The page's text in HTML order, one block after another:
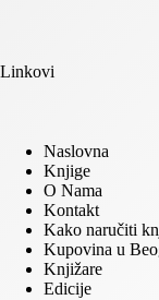
Linkovi
Naslovna
Knjige
O Nama
Kontakt
Kako naručiti
Kupovina u
Knjižare
Edicije